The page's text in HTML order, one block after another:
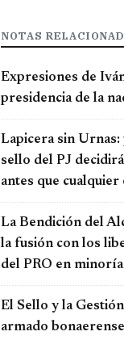
NOTAS
Expresiones de
presidencia de la
Lapicera sin
sello del PJ
antes que cualquier
La Bendición del
la fusión con los
del PRO en
El Sello y la
armado